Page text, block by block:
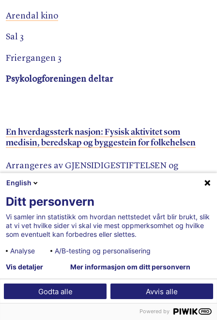
Arendal kino
Sal 3
Friergangen 3
Psykologforeningen deltar
En hverdagssterk nasjon: Fysisk aktivitet som
medisin, beredskap og byggestein for folkehelsen
Arrangeres av GJENSIDIGESTIFTELSEN og
Aktivitetsalliansen
Tirsdag 11. august
Kl. 12:30 – 13:30
Legeforeningen deltar
English
Ditt personvern
Vi samler inn statistikk om hvordan nettstedet vårt blir brukt, slik
at vi vet hvilke sider vi skal vie mest oppmerksomhet og hvilke
som eventuelt kan forbedres eller slettes.
Analyse
A/B-testing og personalisering
Godta alle Avvis alle
Vis detaljer Mer informasjon om ditt personvern
Powered by